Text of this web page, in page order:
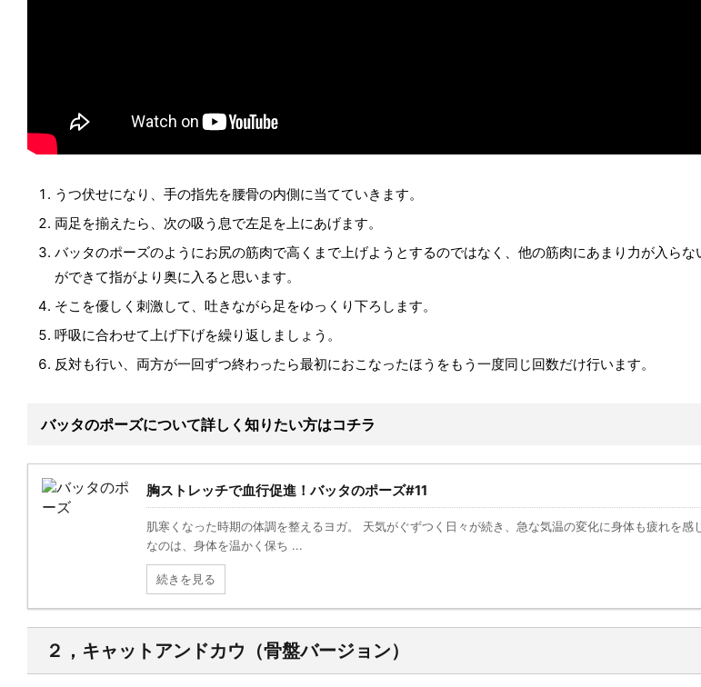
うつ伏せになり、手の指先を腰骨の内側に当てていきます。
両足を揃えたら、次の吸う息で左足を上にあげます。
バッタのポーズのようにお尻の筋肉で高くまで上げようとするのではなく、他の筋肉にあまり力が入らな
ができて指がより奥に入ると思います。
そこを優しく刺激して、吐きながら足をゆっくり下ろします。
呼吸に合わせて上げ下げを繰り返しましょう。
反対も行い、両方が一回ずつ終わったら最初におこなったほうをもう一度同じ回数だけ行います。
バッタのポーズについて詳しく知りたい方はコチラ
胸ストレッチで血行促進！バッタのポーズ#11
肌寒くなった時期の体調を整えるヨガ。 天気がぐずつく日々が続き、急な気温の変化に身体も疲れを
なのは、身体を温かく保ち ...
続きを見る
２，キャットアンドカウ（骨盤バージョン）